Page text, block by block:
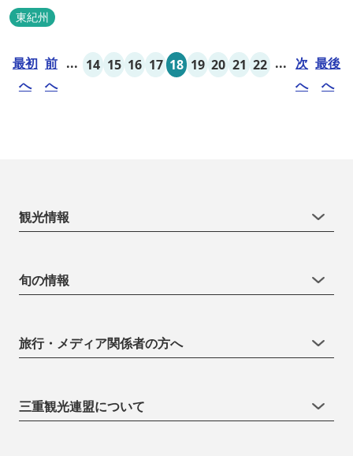
東紀州
最初
へ
前
へ
... 14 15 16 17 18 19 20 21 22 ... 次
へ
最後
へ
観光情報
旬の情報
旅行・メディア関係者の方へ
三重観光連盟について